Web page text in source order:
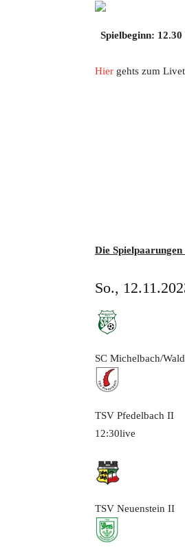
Spielbeginn:
Hier gehts zum
Die
So.,
SC Michelbach/Wald
TSV Pfedelbach II
12:30live
TSV Neuenstein II